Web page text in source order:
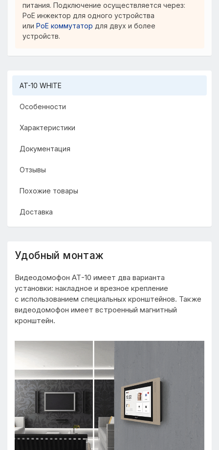
питания. Подключение осуществляется через:
PoE инжектор для одного устройства
или PoE коммутатор для двух и более
устройств.
AT-10 WHITE
Особенности
Характеристики
Документация
Отзывы
Похожие товары
Доставка
Удобный монтаж
Видеодомофон АТ-10 имеет два варианта
установки: накладное и врезное крепление
с использованием специальных кронштейнов. Также
видеодомофон имеет встроенный магнитный
кронштейн.